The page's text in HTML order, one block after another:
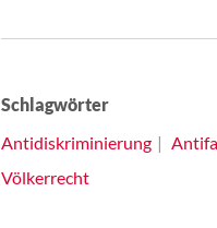
Schlagwörter
Antidiskriminierung
Völkerrecht